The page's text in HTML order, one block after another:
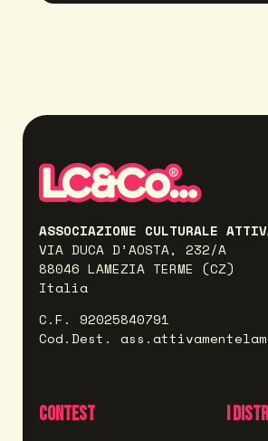
ASSOCIAZIONE CULTURALE
VIA DUCA D’AOSTA, 232/A
88046 LAMEZIA TERME (CZ)
Italia
C.F. 92025840791
Cod.Dest.
CONTEST I